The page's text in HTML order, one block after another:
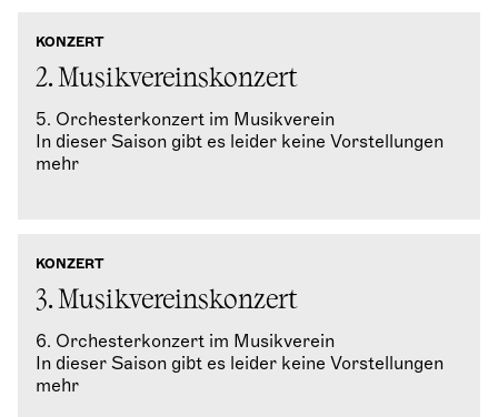
KONZERT
2. Musikvereinskonzert
5. Orchesterkonzert im Musikverein
In dieser Saison gibt es leider keine Vorstellungen
mehr
KONZERT
3. Musikvereinskonzert
6. Orchesterkonzert im Musikverein
In dieser Saison gibt es leider keine Vorstellungen
mehr